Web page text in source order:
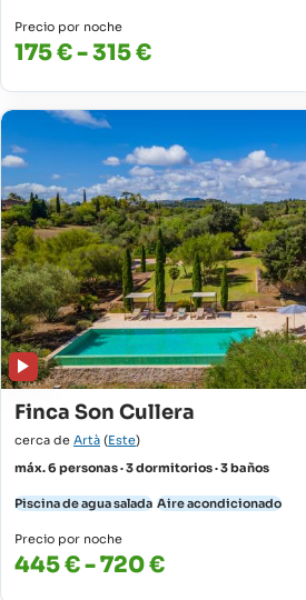
Precio por noche
175 € - 315 €
Finca Son Cullera
cerca de Artà (Este)
máx. 6 personas · 3 dormitorios · 3 baños
Piscina de agua salada Aire acondicionado
Precio por noche
445 € - 720 €